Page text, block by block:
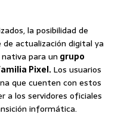
la posibilidad de
actualización digital ya
para un grupo
Pixel.Los usuarios
que cuenten con estos
a los servidores oficiales
informática.